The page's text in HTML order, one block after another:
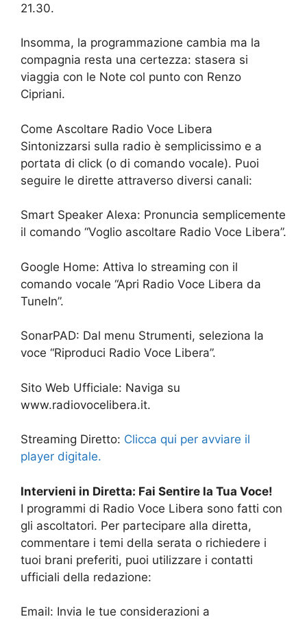
21.30.
Insomma, la programmazione cambia ma la
compagnia resta una certezza: stasera si
viaggia con le Note col punto con Renzo
Cipriani.
Come Ascoltare Radio Voce Libera
Sintonizzarsi sulla radio è semplicissimo e a
portata di click (o di comando vocale). Puoi
seguire le dirette attraverso diversi canali:
Smart Speaker Alexa: Pronuncia semplicemente
il comando “Voglio ascoltare Radio Voce Libera”.
Google Home: Attiva lo streaming con il
comando vocale “Apri Radio Voce Libera da
TuneIn”.
SonarPAD: Dal menu Strumenti, seleziona la
voce “Riproduci Radio Voce Libera”.
Sito Web Ufficiale: Naviga su
www.radiovocelibera.it.
Streaming Diretto: Clicca qui per avviare il
player digitale.
Intervieni in Diretta: Fai Sentire la Tua Voce!
I programmi di Radio Voce Libera sono fatti con
gli ascoltatori. Per partecipare alla diretta,
commentare i temi della serata o richiedere i
tuoi brani preferiti, puoi utilizzare i contatti
ufficiali della redazione:
Email: Invia le tue considerazioni a